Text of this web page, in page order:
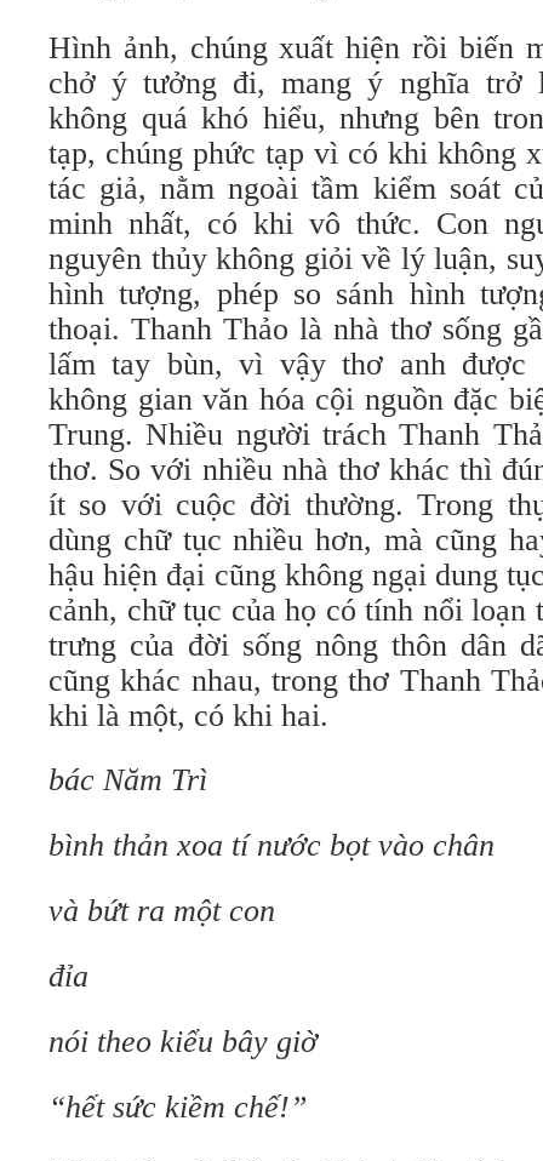
Hình ảnh, chúng xuất hiện rồi biến
chở ý tưởng đi, mang ý nghĩa trở
không quá khó hiểu, nhưng bên
tạp, chúng phức tạp vì có khi không
tác giả, nằm ngoài tầm kiểm soát
minh nhất, có khi vô thức. Con
nguyên thủy không giỏi về lý luận,
hình tượng, phép so sánh hình
thoại. Thanh Thảo là nhà thơ sống
lấm tay bùn, vì vậy thơ anh được
không gian văn hóa cội nguồn đặc
Trung. Nhiều người trách Thanh
thơ. So với nhiều nhà thơ khác thì
ít so với cuộc đời thường. Trong
dùng chữ tục nhiều hơn, mà cũng
hậu hiện đại cũng không ngại dung
cảnh, chữ tục của họ có tính nổi loạn
trưng của đời sống nông thôn dân
cũng khác nhau, trong thơ Thanh
khi là một, có khi hai.
bác Năm Trì
bình thản xoa tí nước bọt vào chân
và bứt ra một con
đỉa
nói theo kiểu bây giờ
“hết sức kiềm chế!”